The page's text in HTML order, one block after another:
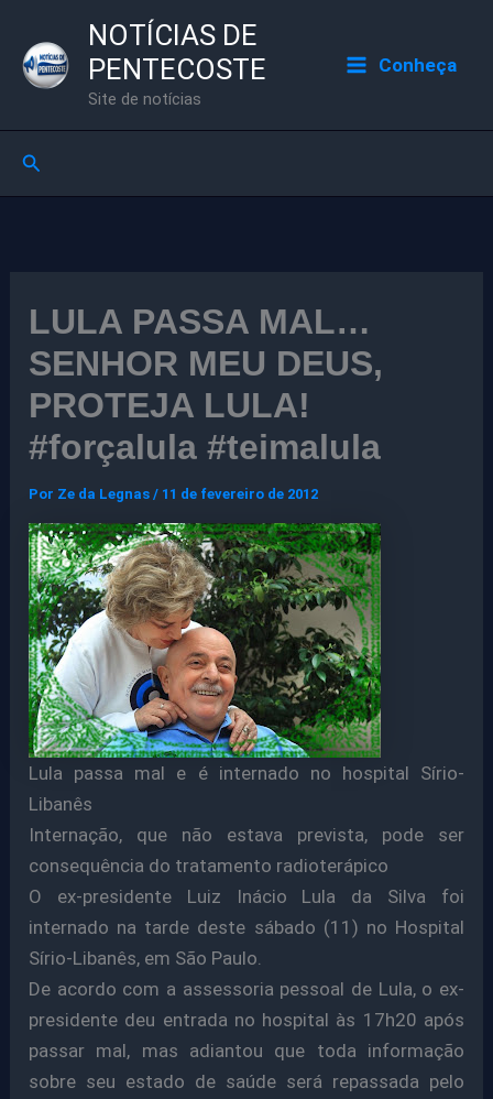
para
NOTÍCIAS DE
PENTECOSTE
Site de notícias
Conheça
Pesquisar
LULA PASSA MAL…
SENHOR MEU DEUS,
PROTEJA LULA!
#forçalula #teimalula
Por Ze da Legnas/ 11 de fevereiro de 2012
Lula passa mal e é internado no hospital Sírio-
Libanês
Internação, que não estava prevista, pode ser
consequência do tratamento radioterápico
O ex-presidente Luiz Inácio Lula da Silva foi
internado na tarde deste sábado (11) no Hospital
Sírio-Libanês, em São Paulo.
De acordo com a assessoria pessoal de Lula, o ex-
presidente deu entrada no hospital às 17h20 após
passar mal, mas adiantou que toda informação
sobre seu estado de saúde será repassada pelo